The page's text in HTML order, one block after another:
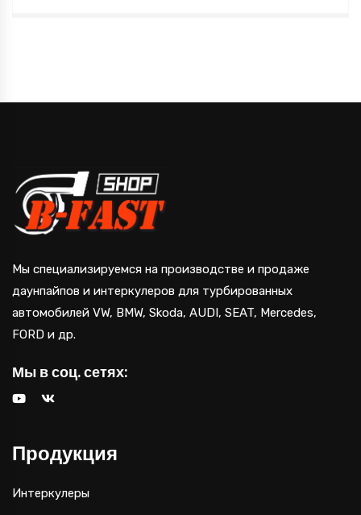
Мы специализируемся на производстве и продаже
даунпайпов и интеркулеров для турбированных
автомобилей VW, BMW, Skoda, AUDI, SEAT, Mercedes,
FORD и др.
Мы в соц. сетях:
Продукция
Интеркулеры